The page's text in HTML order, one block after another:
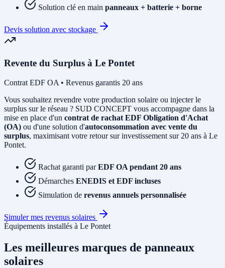
Solution clé en main panneaux + batterie + borne
Devis solution avec stockage
Revente du Surplus à Le Pontet
Contrat EDF OA • Revenus garantis 20 ans
Vous souhaitez revendre votre production solaire ou injecter le
surplus sur le réseau ? SUD CONCEPT vous accompagne dans la
mise en place d'un contrat de rachat EDF Obligation d'Achat
(OA) ou d'une solution d'autoconsommation avec vente du
surplus, maximisant votre retour sur investissement sur 20 ans à Le
Pontet.
Rachat garanti parEDF OA pendant 20 ans
Démarches ENEDIS et EDF incluses
Simulation de revenus annuels personnalisée
Simuler mes revenus solaires
Équipements installés à Le Pontet
Les meilleures marques de panneaux
solaires